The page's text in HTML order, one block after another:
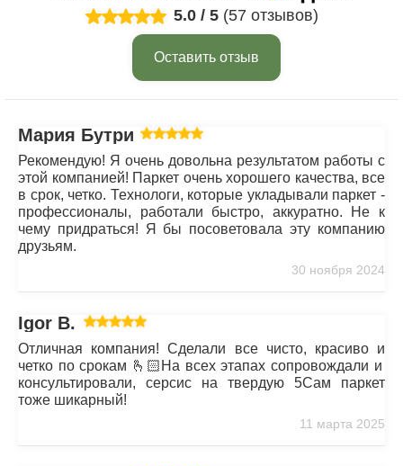
5.0 / 5 (57 отзывов)
Оставить отзыв
Мария Бутрим
Рекомендую! Я очень довольна результатом работы с
этой компанией! Паркет очень хорошего качества, все
в срок, четко. Технологи, которые укладывали паркет -
профессионалы, работали быстро, аккуратно. Не к
чему придраться! Я бы посоветовала эту компанию
друзьям.
30 ноября 2024
Igor B.
Отличная компания! Сделали все чисто, красиво и
четко по срокам 🫰🏻На всех этапах сопровождали и
консультировали, серсис на твердую 5Сам паркет
тоже шикарный!
11 марта 2025